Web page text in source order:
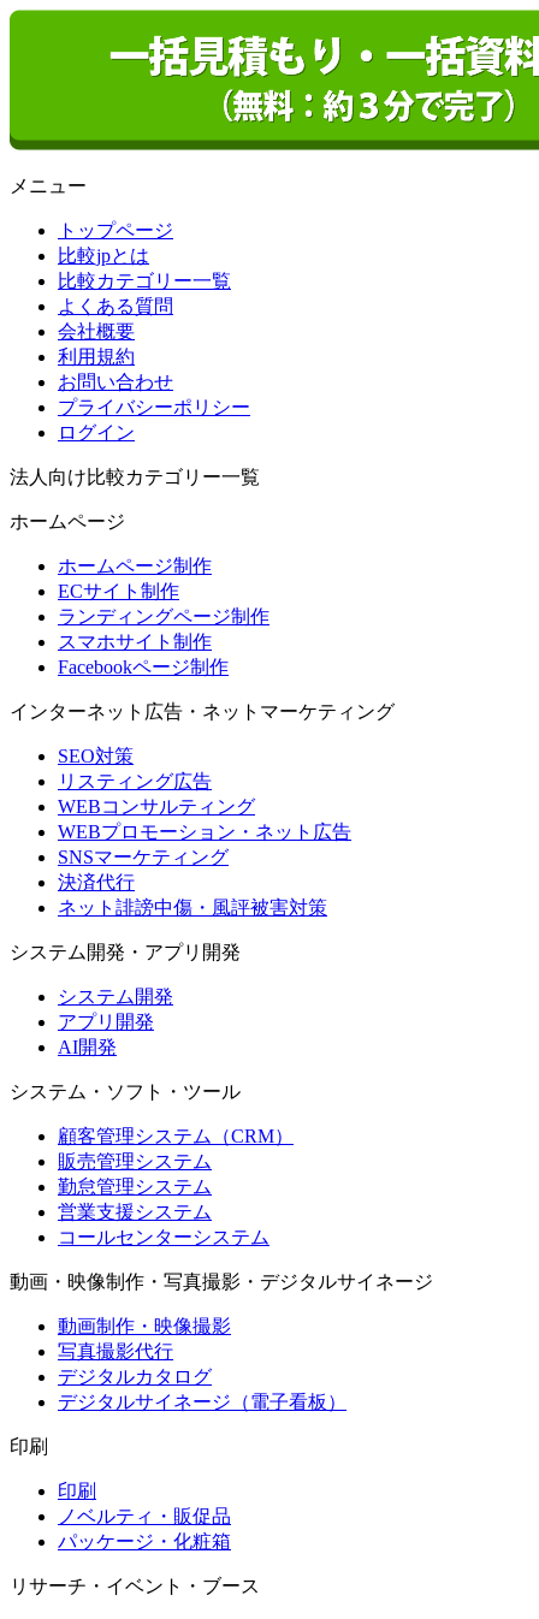
メニュー
トップページ
比較jpとは
比較カテゴリー一覧
よくある質問
会社概要
利用規約
お問い合わせ
プライバシーポリシー
ログイン
法人向け比較カテゴリー一覧
ホームページ
ホームページ制作
ECサイト制作
ランディングページ制作
スマホサイト制作
Facebookページ制作
インターネット広告・ネットマーケティング
SEO対策
リスティング広告
WEBコンサルティング
WEBプロモーション・ネット広告
SNSマーケティング
決済代行
ネット誹謗中傷・風評被害対策
システム開発・アプリ開発
システム開発
アプリ開発
AI開発
システム・ソフト・ツール
顧客管理システム（CRM）
販売管理システム
勤怠管理システム
営業支援システム
コールセンターシステム
動画・映像制作・写真撮影・デジタルサイネージ
動画制作・映像撮影
写真撮影代行
デジタルカタログ
デジタルサイネージ（電子看板）
印刷
印刷
ノベルティ・販促品
パッケージ・化粧箱
リサーチ・イベント・ブース